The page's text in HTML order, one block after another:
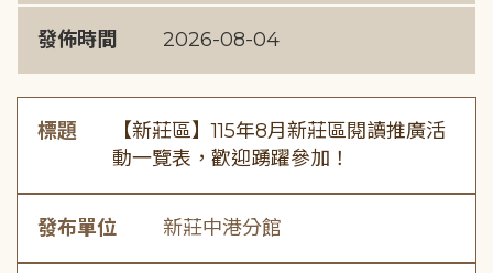
發佈時間 2026-08-04
標題
【新莊區】115年8月新莊區閱讀推廣活
動一覽表，歡迎踴躍參加！
發布單位 新莊中港分館